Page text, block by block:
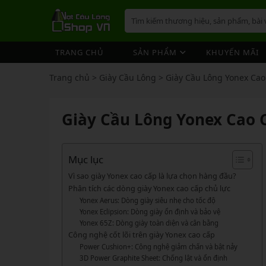
TRANG CHỦ SẢN PHẨM
VỢT CẦU LÔNG
Vợt Cầu Lông Victor
Vợt Cầu Lông Mizuno
Vợt Cầu Lông Hundred
GIÀY CẦU LÔNG
Giày Cầu Lông Mizuno
Giày Cầu Lông Hundred
Xem thêm
PHỤ KIỆN CẦU LÔNG
Cước Cầu Lông
Ống Cầu Lông
Cuốn Cán Cầu Lông
VỢT PICKLEBALL
Vợt Pickleball Joola
Vợt Pickleball Sypik
Vợt Pickleball Lining
VỢT CẦU LÔNG
VỢT
GIÀY
GIÀY
ÁO CẦU LÔNG
ÁO
ÁO
QUẦN
TÚI/
TÚI/
PHỤ KIỆN CẦU LÔNG
ỐNG
MÁY ĐAN
PHỤ
VỢT PICKLEBALL
PHỤ KIỆN PICKLE BALL
NÓN
BÓNG
KHUYẾN MÃI
Trang chủ > Giày Cầu Lông > Giày Cầu Lông Yonex
Giày Cầu Lông Yonex
Mục lục
Vì sao giày Yonex cao cấp là lựa chọn hàng đầu?
Phân tích các dòng giày Yonex cao cấp chủ lực
Yonex Aerus: Dòng giày siêu nhẹ cho tốc độ
Yonex Eclipsion: Dòng giày ổn định và bảo vệ
Yonex 65Z: Dòng giày toàn diện và cân bằng
Công nghệ cốt lõi trên giày Yonex cao cấp
Power Cushion+: Công nghệ giảm chấn và bật nảy
3D Power Graphite Sheet: Chống lật và ổn định